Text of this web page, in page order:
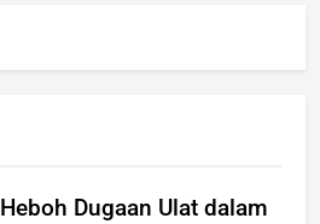
Heboh Dugaan Ulat dalam